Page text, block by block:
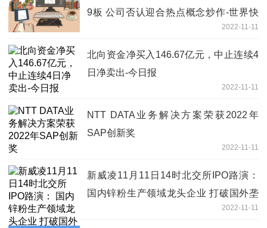
9板 公司否认迎合热点概念炒作-世界快
2022-11-11
北向资金净买入146.67亿元，中止连续4
日净卖出-今日报
2022-11-11
NTT DATA业务解决方案荣获2022年
SAP创新奖
2022-11-11
新威凌11月11日14时北交所IPO路演：
国内锌粉生产领域龙头企业 打破国外垄
2022-11-11